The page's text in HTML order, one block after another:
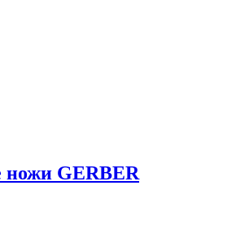
GERBER